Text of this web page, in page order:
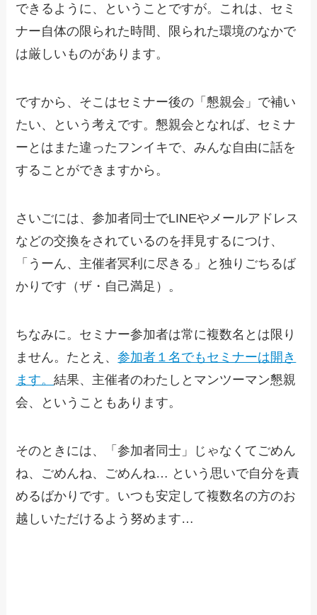
できるように、ということですが。これは、セミ
ナー自体の限られた時間、限られた環境のなかで
は厳しいものがあります。
ですから、そこはセミナー後の「懇親会」で補い
たい、という考えです。懇親会となれば、セミナ
ーとはまた違ったフンイキで、みんな自由に話を
することができますから。
さいごには、参加者同士でLINEやメールアドレス
などの交換をされているのを拝見するにつけ、
「うーん、主催者冥利に尽きる」と独りごちるば
かりです（ザ・自己満足）。
ちなみに。セミナー参加者は常に複数名とは限り
ません。たとえ、参加者１名でもセミナーは開き
ます。結果、主催者のわたしとマンツーマン懇親
会、ということもあります。
そのときには、「参加者同士」じゃなくてごめん
ね、ごめんね、ごめんね… という思いで自分を責
めるばかりです。いつも安定して複数名の方のお
越しいただけるよう努めます…